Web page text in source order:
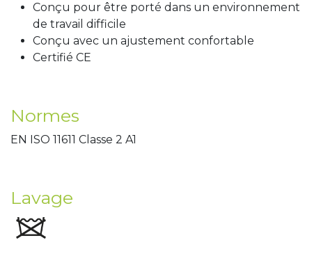
Conçu pour être porté dans un environnement
de travail difficile
Conçu avec un ajustement confortable
Certifié CE
Normes
EN ISO 11611 Classe 2 A1
Lavage